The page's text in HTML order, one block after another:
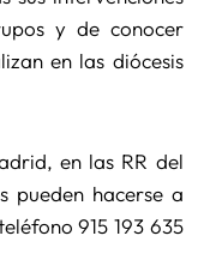
y de conocer
en las diócesis
en las RR del
pueden hacerse a
915 193 635